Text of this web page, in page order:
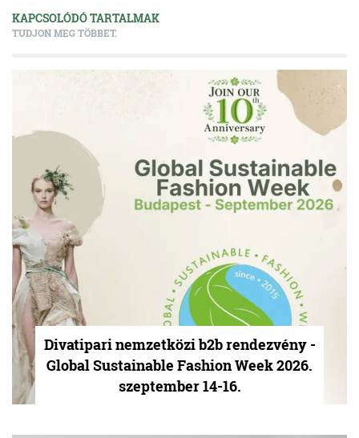
KAPCSOLÓDÓ TARTALMAK
TUDJON MEG TÖBBET.
Divatipari nemzetközi b2b rendezvény -
Global Sustainable Fashion Week 2026.
szeptember 14-16.